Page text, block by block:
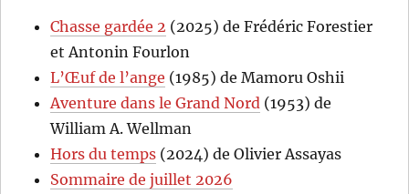
Chasse gardée 2 (2025) de Frédéric Forestier
et Antonin Fourlon
L’Œuf de l’ange (1985) de Mamoru Oshii
Aventure dans le Grand Nord (1953) de
William A. Wellman
Hors du temps (2024) de Olivier Assayas
Sommaire de juillet 2026